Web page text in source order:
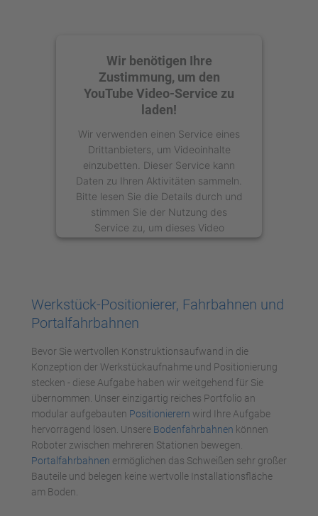
Wir benötigen Ihre
Zustimmung, um den
YouTube Video-Service zu
laden!
Wir verwenden einen Service eines
Drittanbieters, um Videoinhalte
einzubetten. Dieser Service kann
Daten zu Ihren Aktivitäten sammeln.
Bitte lesen Sie die Details durch und
stimmen Sie der Nutzung des
Service zu, um dieses Video
anzusehen.
Akzeptieren
Management Platform
Werkstück-Positionierer, Fahrbahnen und
Portalfahrbahnen
Bevor Sie wertvollen Konstruktionsaufwand in die
Konzeption der Werkstückaufnahme und Positionierung
stecken - diese Aufgabe haben wir weitgehend für Sie
übernommen. Unser einzigartig reiches Portfolio an
modular aufgebauten Positionierern wird Ihre Aufgabe
hervorragend lösen. Unsere Bodenfahrbahnen können
Roboter zwischen mehreren Stationen bewegen.
Portalfahrbahnen ermöglichen das Schweißen sehr großer
Bauteile und belegen keine wertvolle Installationsfläche
am Boden.